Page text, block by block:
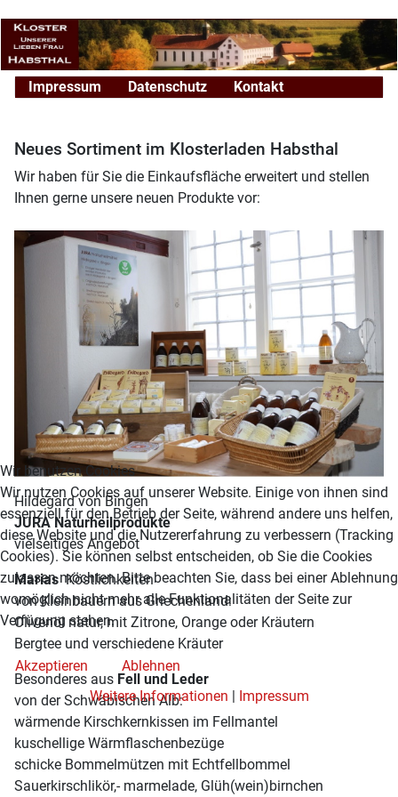
Impressum Datenschutz Kontakt
Neues Sortiment im Klosterladen Habsthal
Wir haben für Sie die Einkaufsfläche erweitert und stellen
Ihnen gerne unsere neuen Produkte vor:
Hildegard von Bingen
JURA Naturheilprodukte
vielseitiges Angebot
MariasKöstlichkeiten
von Kleinbauern aus Griechenland:
Olivenöl natur, mit Zitrone, Orange oder Kräutern
Bergtee und verschiedene Kräuter
Besonderes aus Fell und Leder
von der Schwäbischen Alb:
wärmende Kirschkernkissen im Fellmantel
kuschellige Wärmflaschenbezüge
schicke Bommelmützen mit Echtfellbommel
Sauerkirschlikör,- marmelade, Glüh(wein)birnchen
Wir benutzen Cookies
Wir nutzen Cookies auf unserer Website. Einige von ihnen sind
essenziell für den Betrieb der Seite, während andere uns helfen,
diese Website und die Nutzererfahrung zu verbessern (Tracking
Cookies). Sie können selbst entscheiden, ob Sie die Cookies
zulassen möchten. Bitte beachten Sie, dass bei einer Ablehnung
womöglich nicht mehr alle Funktionalitäten der Seite zur
Verfügung stehen.
Akzeptieren
Ablehnen
Weitere Informationen | Impressum